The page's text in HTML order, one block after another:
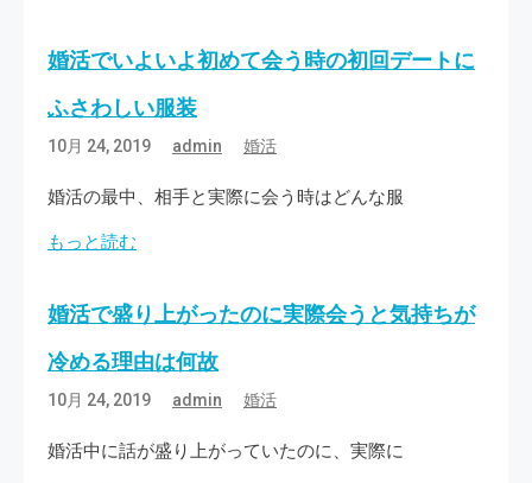
婚活でいよいよ初めて会う時の初回デートに
ふさわしい服装
10月 24, 2019 admin 婚活
婚活の最中、相手と実際に会う時はどんな服
もっと読む
婚活で盛り上がったのに実際会うと気持ちが
冷める理由は何故
10月 24, 2019 admin 婚活
婚活中に話が盛り上がっていたのに、実際に